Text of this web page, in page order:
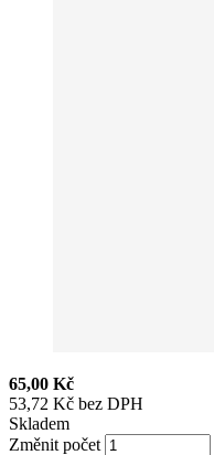
65,00 Kč
53,72 Kč bez DPH
Skladem
Změnit počet